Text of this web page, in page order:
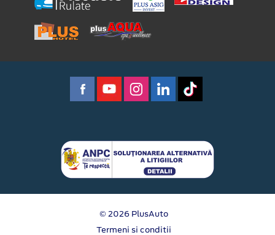
© 2026 PlusAuto
Termeni si conditii